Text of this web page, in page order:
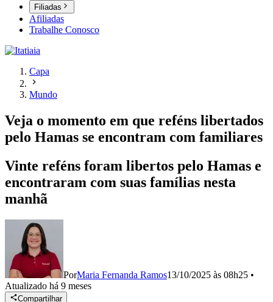
Filiadas
Afiliadas
Trabalhe Conosco
Capa
Mundo
Veja o momento em que reféns libertados
pelo Hamas se encontram com familiares
Vinte reféns foram libertos pelo Hamas e
encontraram com suas famílias nesta
manhã
PorMaria Fernanda Ramos13/10/2025 às 08h25 •
Atualizado há 9 meses
Compartilhar